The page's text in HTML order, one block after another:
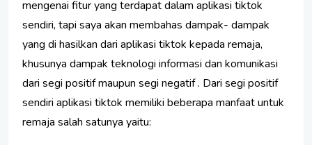
mengenai fitur yang terdapat dalam aplikasi tiktok
sendiri, tapi saya akan membahas dampak- dampak
yang di hasilkan dari aplikasi tiktok kepada remaja,
khusunya dampak teknologi informasi dan komunikasi
dari segi positif maupun segi negatif . Dari segi positif
sendiri aplikasi tiktok memiliki beberapa manfaat untuk
remaja salah satunya yaitu: